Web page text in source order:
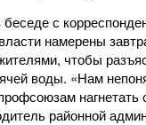
с
намерены
чтобы
воды. «Нам
нагнетать
районной